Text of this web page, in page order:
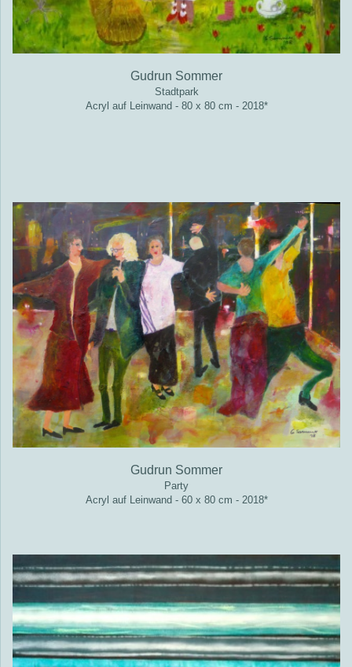
Gudrun Sommer
Stadtpark
Acryl auf Leinwand - 80 x 80 cm - 2018*
Gudrun Sommer
Party
Acryl auf Leinwand - 60 x 80 cm - 2018*